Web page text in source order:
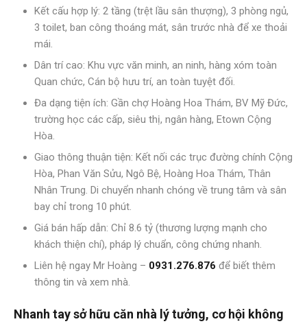
Kết cấu hợp lý: 2 tầng (trệt lầu sân thượng), 3 phòng ngủ,
3 toilet, ban công thoáng mát, sân trước nhà để xe thoải
mái.
Dân trí cao: Khu vực văn minh, an ninh, hàng xóm toàn
Quan chức, Cán bộ hưu trí, an toàn tuyệt đối.
Đa dạng tiện ích: Gần chợ Hoàng Hoa Thám, BV Mỹ Đức,
trường học các cấp, siêu thị, ngân hàng, Etown Cộng
Hòa.
Giao thông thuận tiện: Kết nối các trục đường chính Cộng
Hòa, Phan Văn Sửu, Ngô Bệ, Hoàng Hoa Thám, Thân
Nhân Trung. Di chuyển nhanh chóng về trung tâm và sân
bay chỉ trong 10 phút.
Giá bán hấp dẫn: Chỉ 8.6 tỷ (thương lượng mạnh cho
khách thiện chí), pháp lý chuẩn, công chứng nhanh.
Liên hệ ngay Mr Hoàng – 0931.276.876 để biết thêm
thông tin và xem nhà.
Nhanh tay sở hữu căn nhà lý tưởng, cơ hội không